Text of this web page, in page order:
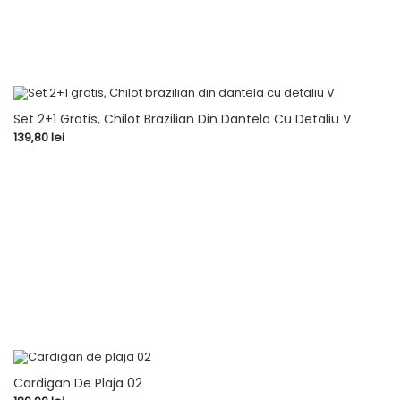
Set 2+1 Gratis, Chilot Brazilian Din Dantela Cu Detaliu V
Pret
139,80 lei
Cardigan De Plaja 02